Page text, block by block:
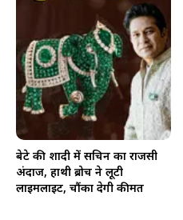
बेटे की शादी में सचिन का राजसी
अंदाज, हाथी ब्रोच ने लूटी
लाइमलाइट, चौंका देगी कीमत